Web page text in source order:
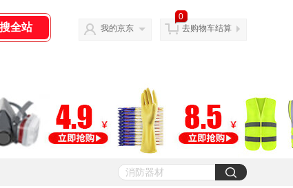
我的京东
0
去购物车结算